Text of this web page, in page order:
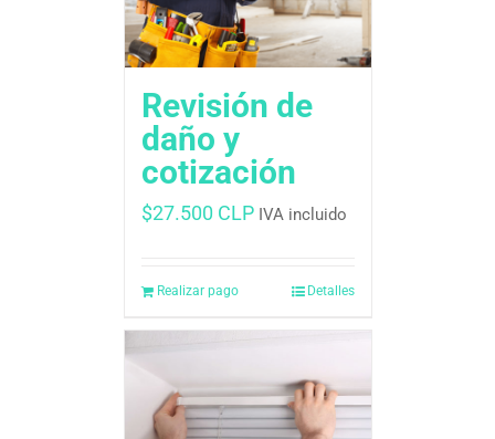
Revisión de
daño y
cotización
$27.500 CLP IVA incluido
Realizar pago Detalles